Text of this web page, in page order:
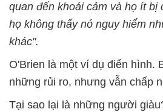
quan đến khoái cảm và họ ít bị
họ không thấy nó nguy hiểm
khác".
O'Brien là một ví dụ điển hình.
những rủi ro, nhưng vẫn chấp
Tại sao lại là những người